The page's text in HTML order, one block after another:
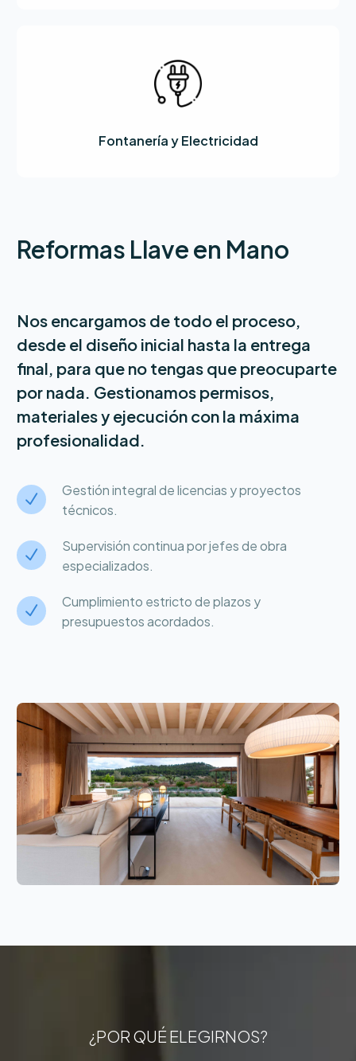
Fontanería y Electricidad
Reformas Llave en Mano
Nos encargamos de todo el proceso,
desde el diseño inicial hasta la entrega
final, para que no tengas que preocuparte
por nada. Gestionamos permisos,
materiales y ejecución con la máxima
profesionalidad.
N
N
Gestión integral de licencias y proyectos
técnicos.
N
N
Supervisión continua por jefes de obra
especializados.
N
N
Cumplimiento estricto de plazos y
presupuestos acordados.
¿POR QUÉ ELEGIRNOS?